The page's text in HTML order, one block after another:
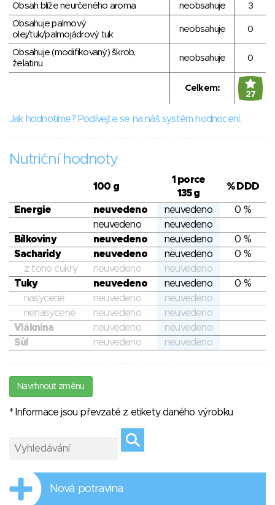
Obsah blíže neurčeného aroma
neobsahuje
3
Obsahuje palmový
olej/tuk/palmojádrový tuk
neobsahuje 0
Obsahuje (modifikovaný) škrob,
želatinu
neobsahuje 0
Celkem:
27
Jak hodnotíme? Podívejte se na náš systém hodnocení.
Nutriční hodnoty
100 g
1 porce
135 g
% DDD
Energie neuvedeno neuvedeno
0 %
neuvedeno
neuvedeno
Bílkoviny
neuvedeno neuvedeno
0 %
Sacharidy
neuvedeno neuvedeno
0 %
z toho cukry
neuvedeno
neuvedeno
Tuky
neuvedeno neuvedeno
0 %
nasycené
neuvedeno
neuvedeno
nenasycené
neuvedeno
neuvedeno
Vláknina
neuvedeno
neuvedeno
Sůl
neuvedeno neuvedeno
Navrhnout změnu
* Informace jsou převzaté z etikety daného výrobku
Nová potravina